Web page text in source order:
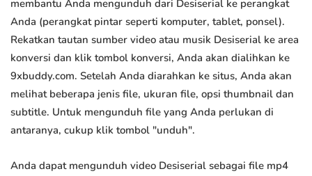
membantu Anda mengunduh dari Desiserial ke perangkat
Anda (perangkat pintar seperti komputer, tablet, ponsel).
Rekatkan tautan sumber video atau musik Desiserial ke area
konversi dan klik tombol konversi, Anda akan dialihkan ke
9xbuddy.com. Setelah Anda diarahkan ke situs, Anda akan
melihat beberapa jenis file, ukuran file, opsi thumbnail dan
subtitle. Untuk mengunduh file yang Anda perlukan di
antaranya, cukup klik tombol "unduh".
Anda dapat mengunduh video Desiserial sebagai file mp4